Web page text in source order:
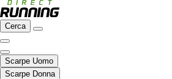
Cerca
Scarpe Uomo
Scarpe Donna